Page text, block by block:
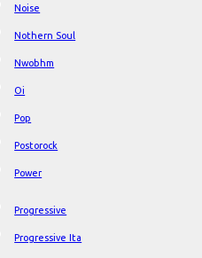
Noise
Nothern Soul
Nwobhm
Oi
Pop
Postorock
Power
Progressive
Progressive Ita